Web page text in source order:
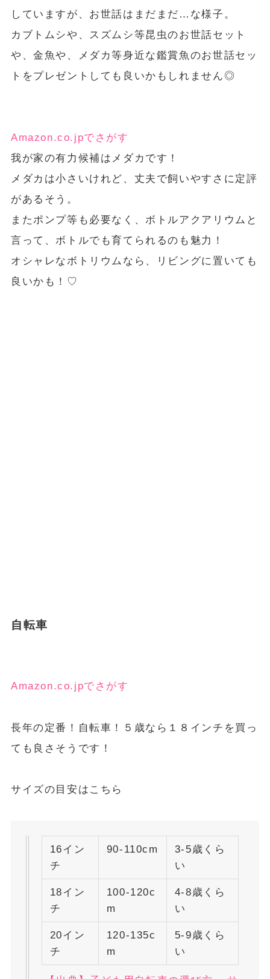
していますが、お世話はまだまだ…な様子。
カブトムシや、スズムシ等昆虫のお世話セット
や、金魚や、メダカ等身近な鑑賞魚のお世話セッ
トをプレゼントしても良いかもしれません◎
Amazon.co.jpでさがす
我が家の有力候補はメダカです！
メダカは小さいけれど、丈夫で飼いやすさに定評
があるそう。
またポンプ等も必要なく、ボトルアクアリウムと
言って、ボトルでも育てられるのも魅力！
オシャレなボトリウムなら、リビングに置いても
良いかも！♡
自転車
Amazon.co.jpでさがす
長年の定番！自転車！５歳なら１８インチを買っ
ても良さそうです！
サイズの目安はこちら
16イン
チ
90-110cm
3-5歳くら
い
18イン
チ
100-120c
m
4-8歳くら
い
20イン
チ
120-135c
m
5-9歳くら
い